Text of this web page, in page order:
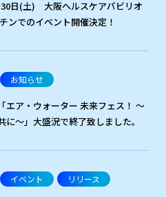
日(土) 大阪ヘルスケアパビリオ
ンでのイベント開催決定！
お知らせ
エア・ウォーター 未来フェス！ ～
に～」大盛況で終了致しました。
イベント リリース